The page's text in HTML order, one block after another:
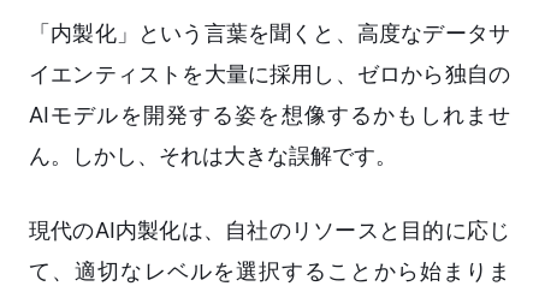
「内製化」という言葉を聞くと、高度なデータサ
イエンティストを大量に採用し、ゼロから独自の
AIモデルを開発する姿を想像するかもしれませ
ん。しかし、それは大きな誤解です。
現代のAI内製化は、自社のリソースと目的に応じ
て、適切なレベルを選択することから始まりま